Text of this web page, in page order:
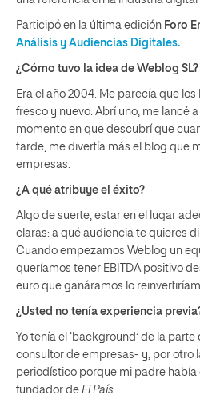
Participó en la última edición Foro
Análisis y Audiencias Digitales.
¿Cómo tuvo la idea de Weblog SL?
Era el año 2004. Me parecía que
fresco y nuevo. Abrí uno, me lancé
momento en que descubrí que
tarde, me divertía más el blog que
empresas.
¿A qué atribuye el éxito?
Algo de suerte, estar en el lugar
claras: a qué audiencia te quieres
Cuando empezamos Weblog un
queríamos tener EBITDA positivo
euro que ganáramos lo
¿Usted no tenía experiencia
Yo tenía el ‘background’ de la
consultor de empresas- y, por otro
periodístico porque mi padre había
fundador de El País.